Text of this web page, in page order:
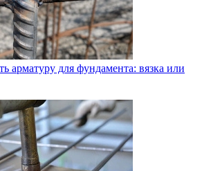
арматуру для фундамента: вязка или